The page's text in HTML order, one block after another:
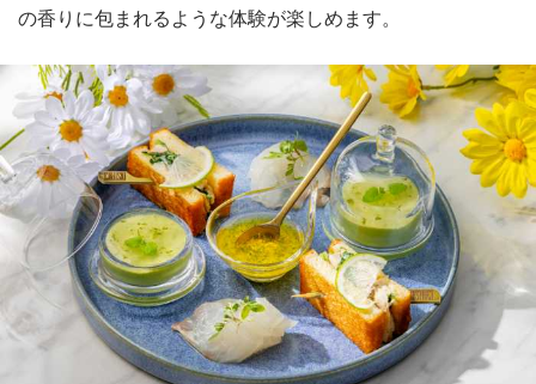
の香りに包まれるような体験が楽しめます。